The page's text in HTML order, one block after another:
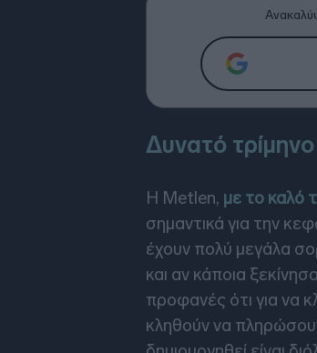
Δυνατό
Η Metlen, με το καλό
σημαντικά για την
έχουν πολύ μεγάλα
και αν κάποια
προφανές ότι για να
κληθούν να